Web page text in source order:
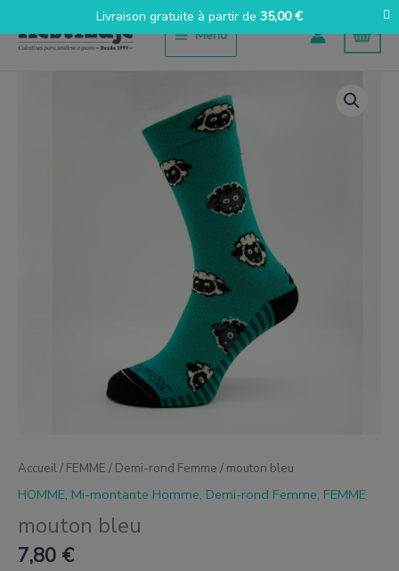
contenu
Menu
Accueil/ FEMME / Demi-rond Femme / mouton bleu
HOMME, Mi-montante Homme, Demi-rond Femme, FEMME
mouton bleu
7,80 €
Livraison gratuite à partir de 35,00€